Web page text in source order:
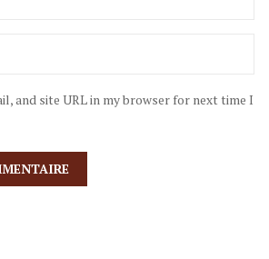
and site URL in my browser for next time I